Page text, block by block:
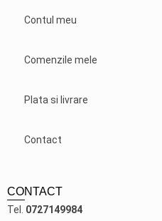
Contul meu
Comenzile mele
Plata si livrare
Contact
CONTACT
Tel. 0727149984